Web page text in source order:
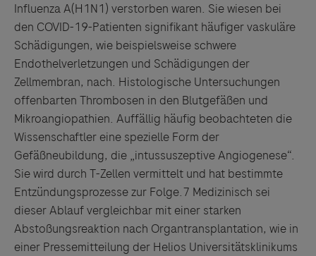
Influenza A(H1N1) verstorben waren. Sie wiesen bei
den COVID-19-Patienten signifikant häufiger vaskuläre
Schädigungen, wie beispielsweise schwere
Endothelverletzungen und Schädigungen der
Zellmembran, nach. Histologische Untersuchungen
offenbarten Thrombosen in den Blutgefäßen und
Mikroangiopathien. Auffällig häufig beobachteten die
Wissenschaftler eine spezielle Form der
Gefäßneubildung, die „intussuszeptive Angiogenese“.
Sie wird durch T-Zellen vermittelt und hat bestimmte
Entzündungsprozesse zur Folge.7 Medizinisch sei
dieser Ablauf vergleichbar mit einer starken
Abstoßungsreaktion nach Organtransplantation, wie in
einer Pressemitteilung der Helios Universitätsklinikums